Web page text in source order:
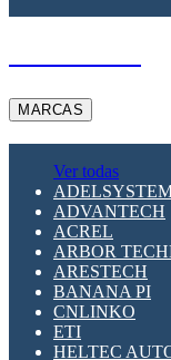
MARCAS
Ver todas
ADVANTECH
ACREL
ARBOR
ARESTECH
BANANA PI
CNLINKO
ETI
HELTEC